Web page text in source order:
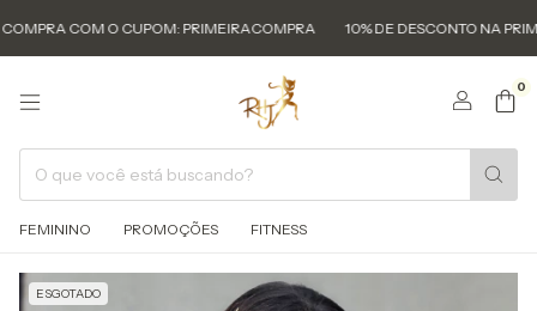
COM O CUPOM: PRIMEIRACOMPRA 10% DE DESCONTO NA PRIMEIRA
0
FEMININO PROMOÇÕES FITNESS
ESGOTADO